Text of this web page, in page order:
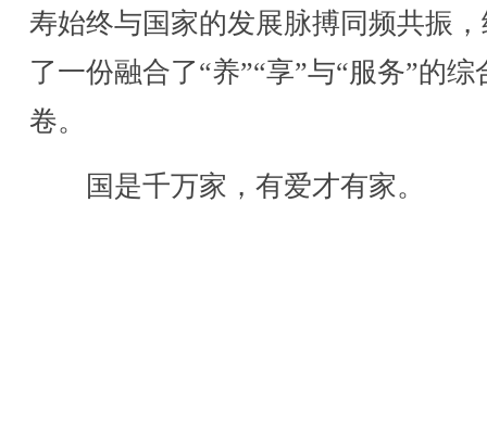
寿始终与国家的发展脉搏同频共振
了一份融合了“养”“享”与“服务”的综
卷。
国是千万家，有爱才有家。